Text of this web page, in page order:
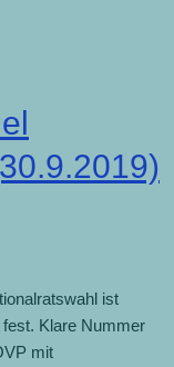
ist
Klare Nummer
mit